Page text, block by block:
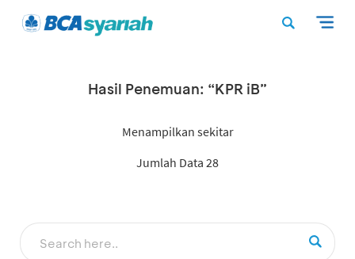
Hasil Penemuan: “KPR iB”
Menampilkan sekitar
Jumlah Data 28